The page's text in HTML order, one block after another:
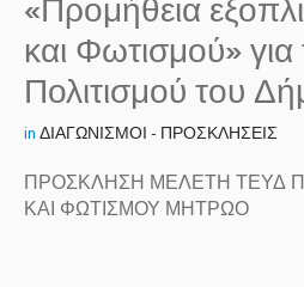
«Προμήθεια
και Φωτισμού» για
Πολιτισμού του
inΔΙΑΓΩΝΙΣΜΟΙ - ΠΡΟΣΚΛΗΣΕΙΣ
ΠΡΟΣΚΛΗΣΗ ΜΕΛΕΤΗ ΤΕΥΔ
ΚΑΙ ΦΩΤΙΣΜΟΥ ΜΗΤΡΩΟ